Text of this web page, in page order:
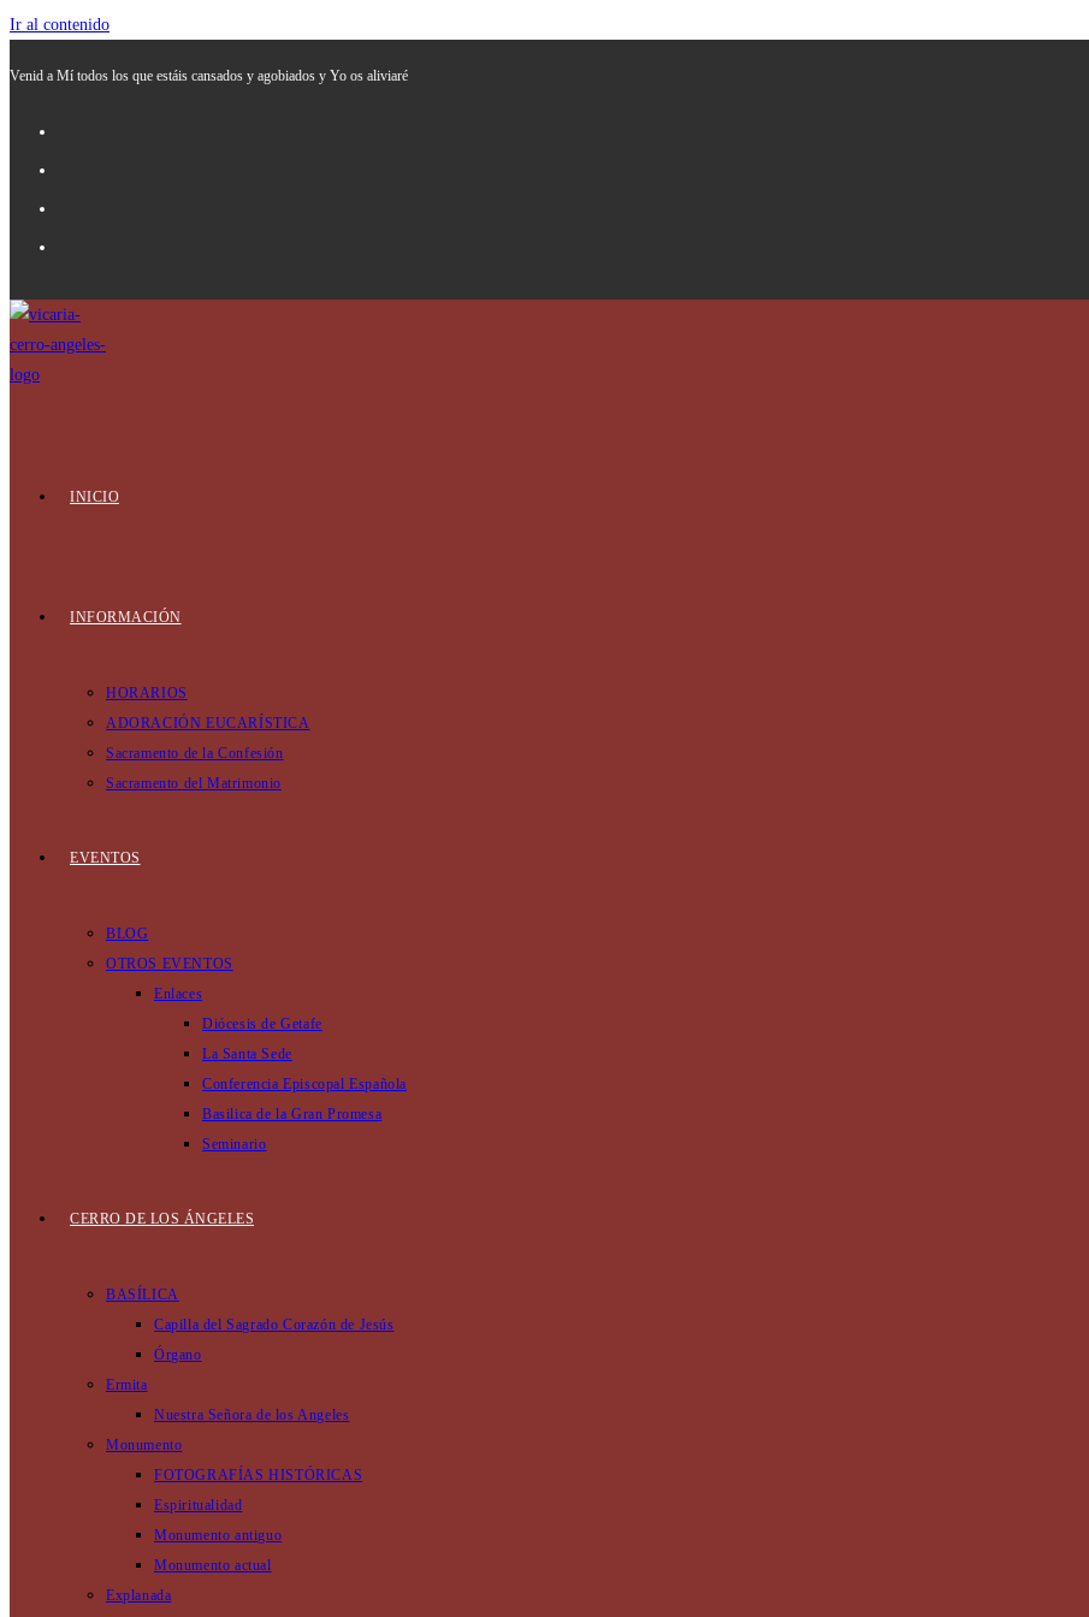
Ir al contenido
Venid a Mí todos los que estáis cansados y agobiados y Yo os aliviaré
INICIO
INFORMACIÓN
HORARIOS
ADORACIÓN EUCARÍSTICA
Sacramento de la Confesión
Sacramento del Matrimonio
EVENTOS
BLOG
OTROS EVENTOS
Enlaces
Diócesis de Getafe
La Santa Sede
Conferencia Episcopal Española
Basilica de la Gran Promesa
Seminario
CERRO DE LOS ÁNGELES
BASÍLICA
Capilla del Sagrado Corazón de Jesús
Órgano
Ermita
Nuestra Señora de los Angeles
Monumento
FOTOGRAFÍAS HISTÓRICAS
Espiritualidad
Monumento antiguo
Monumento actual
Explanada